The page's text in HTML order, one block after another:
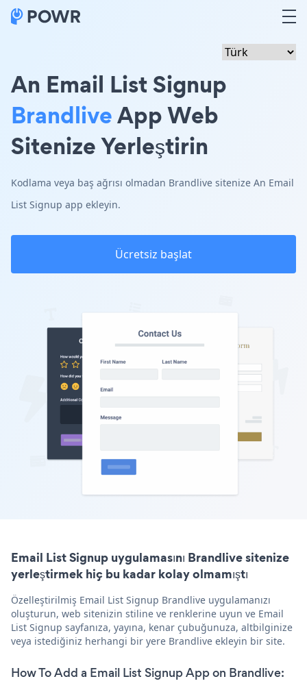
An Email List Signup
BrandliveApp Web
Sitenize Yerleştirin
Kodlama veya baş ağrısı olmadan Brandlive sitenize An Email
List Signup app ekleyin.
Ücretsiz başlat
Email List Signup uygulamasını Brandlive sitenize
yerleştirmek hiç bu kadar kolay olmamıştı
Özelleştirilmiş Email List Signup Brandlive uygulamanızı
oluşturun, web sitenizin stiline ve renklerine uyun ve Email
List Signup sayfanıza, yayına, kenar çubuğunuza, altbilginize
veya istediğiniz herhangi bir yere Brandlive ekleyin bir site.
How To Add a Email List Signup App on Brandlive: